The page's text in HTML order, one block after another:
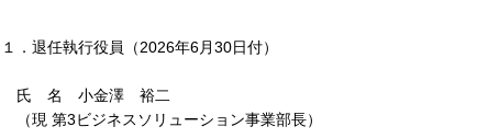
１．退任執行役員（2026年6月30日付）
氏 名 小金澤 裕二
（現 第3ビジネスソリューション事業部長）